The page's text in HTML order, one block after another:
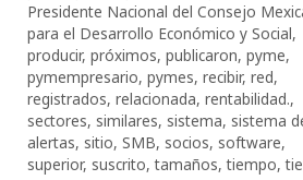
Presidente Nacional del Consejo
para el Desarrollo Económico y Social,
producir, próximos, publicaron, pyme,
pymempresario, pymes, recibir, red,
registrados, relacionada, rentabilidad.,
sectores, similares, sistema, sistema
alertas, sitio, SMB, socios, software,
superior, suscrito,tamaños,tiempo,